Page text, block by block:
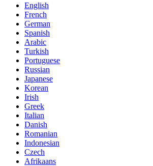
English
French
German
Spanish
Arabic
Turkish
Portuguese
Russian
Japanese
Korean
Irish
Greek
Italian
Danish
Romanian
Indonesian
Czech
Afrikaans